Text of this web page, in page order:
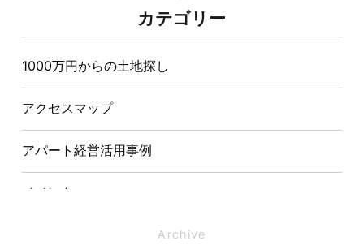
夏の熱中症対策は家づくりから。屋根・壁・基礎の構
造が快適さをつくる理由
【埼玉県経営品質知事賞】大野知事へ受賞のご報告と
表敬訪問を行いました
カテゴリー
1000万円からの土地探し
アクセスマップ
アパート経営活用事例
イベント
Archive